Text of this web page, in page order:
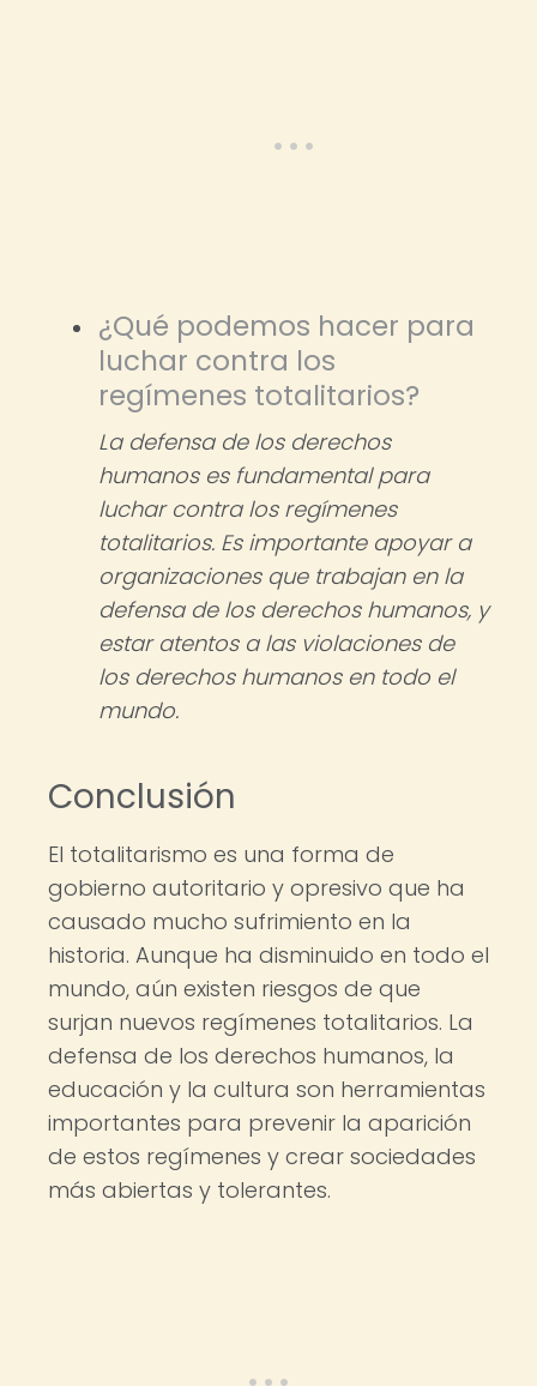
¿Qué podemos hacer para
luchar contra los
regímenes totalitarios?
La defensa de los derechos
humanos es fundamental para
luchar contra los regímenes
totalitarios. Es importante apoyar a
organizaciones que trabajan en la
defensa de los derechos humanos, y
estar atentos a las violaciones de
los derechos humanos en todo el
mundo.
Conclusión
El totalitarismo es una forma de
gobierno autoritario y opresivo que ha
causado mucho sufrimiento en la
historia. Aunque ha disminuido en todo el
mundo, aún existen riesgos de que
surjan nuevos regímenes totalitarios. La
defensa de los derechos humanos, la
educación y la cultura son herramientas
importantes para prevenir la aparición
de estos regímenes y crear sociedades
más abiertas y tolerantes.